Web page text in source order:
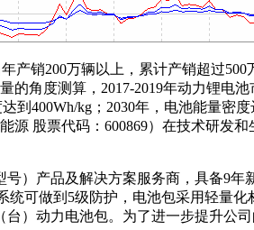
产销200万辆以上，累计产销超过
角度测算，2017-2019年动力锂电
到400Wh/kg；2030年，电池能量
源 股票代码：600869）在技术研发
）产品及解决方案服务商，具备9
统可做到5级防护，电池包采用轻量
）动力电池包。为了进一步提升公